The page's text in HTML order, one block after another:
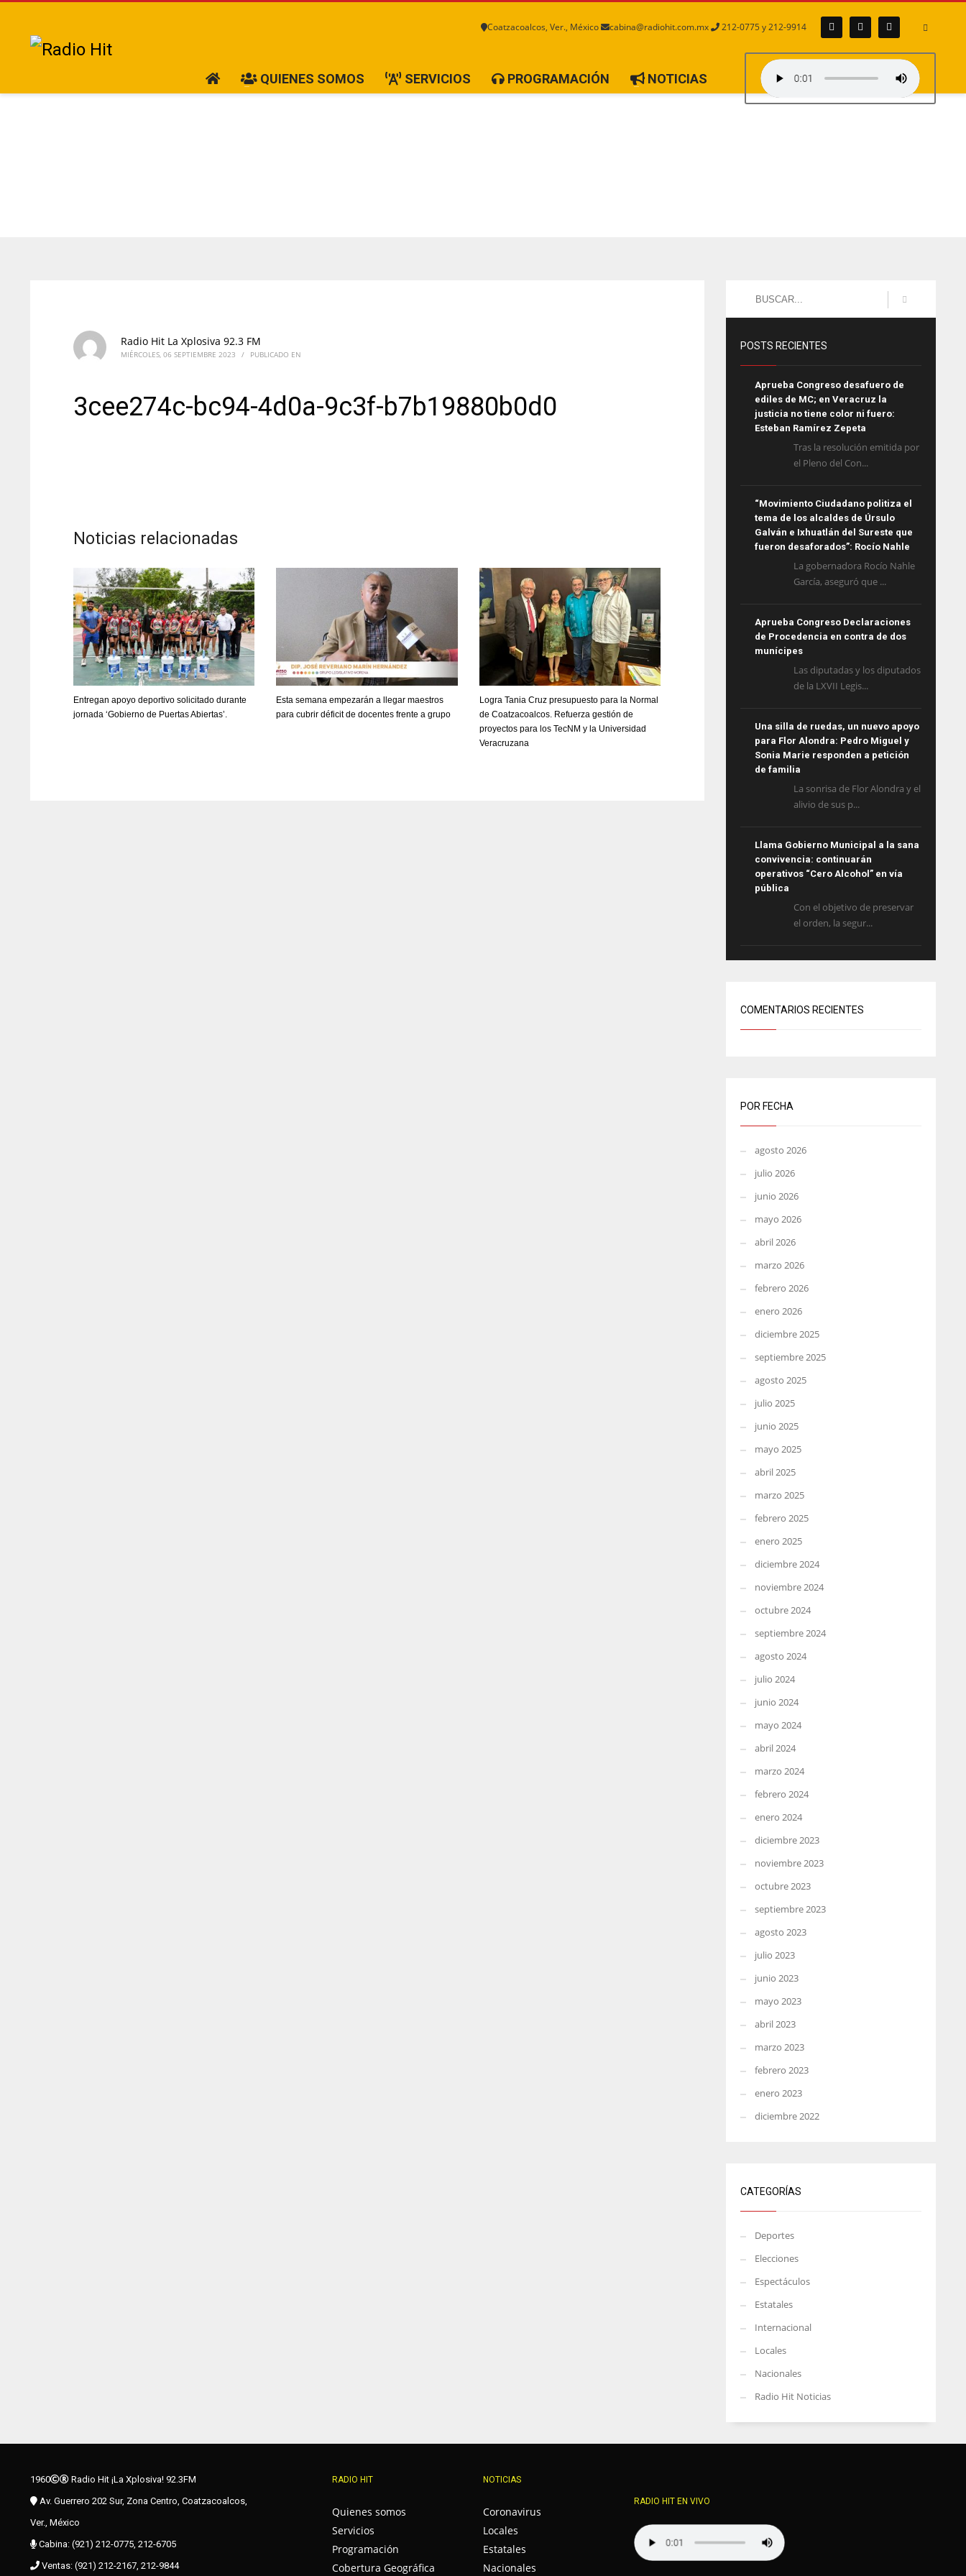
Coatzacoalcos, Ver., México cabina@radiohit.com.mx 212-0775 y 212-9914
QUIENES SOMOS SERVICIOS PROGRAMACIÓN NOTICIAS
Radio Hit La Xplosiva 92.3 FM
MIÉRCOLES, 06 SEPTIEMBRE 2023 / PUBLICADO EN
3cee274c-bc94-4d0a-9c3f-b7b19880b0d0
Noticias relacionadas
Entregan apoyo deportivo solicitado durante
jornada ‘Gobierno de Puertas Abiertas’.
Esta semana empezarán a llegar maestros
para cubrir déficit de docentes frente a grupo
Logra Tania Cruz presupuesto para la Normal
de Coatzacoalcos. Refuerza gestión de
proyectos para los TecNM y la Universidad
Veracruzana
POSTS RECIENTES
Aprueba Congreso desafuero de
ediles de MC; en Veracruz la
justicia no tiene color ni fuero:
Esteban Ramírez Zepeta
Tras la resolución emitida por
el Pleno del Con...
“Movimiento Ciudadano politiza el
tema de los alcaldes de Úrsulo
Galván e Ixhuatlán del Sureste que
fueron desaforados”: Rocío Nahle
La gobernadora Rocío Nahle
García, aseguró que ...
Aprueba Congreso Declaraciones
de Procedencia en contra de dos
munícipes
Las diputadas y los diputados
de la LXVII Legis...
Una silla de ruedas, un nuevo apoyo
para Flor Alondra: Pedro Miguel y
Sonia Marie responden a petición
de familia
La sonrisa de Flor Alondra y el
alivio de sus p...
Llama Gobierno Municipal a la sana
convivencia: continuarán
operativos “Cero Alcohol” en vía
pública
Con el objetivo de preservar
el orden, la segur...
COMENTARIOS RECIENTES
POR FECHA
agosto 2026
julio 2026
junio 2026
mayo 2026
abril 2026
marzo 2026
febrero 2026
enero 2026
diciembre 2025
septiembre 2025
agosto 2025
julio 2025
junio 2025
mayo 2025
abril 2025
marzo 2025
febrero 2025
enero 2025
diciembre 2024
noviembre 2024
octubre 2024
septiembre 2024
agosto 2024
julio 2024
junio 2024
mayo 2024
abril 2024
marzo 2024
febrero 2024
enero 2024
diciembre 2023
noviembre 2023
octubre 2023
septiembre 2023
agosto 2023
julio 2023
junio 2023
mayo 2023
abril 2023
marzo 2023
febrero 2023
enero 2023
diciembre 2022
CATEGORÍAS
Deportes
Elecciones
Espectáculos
Estatales
Internacional
Locales
Nacionales
Radio Hit Noticias
1960
Radio Hit ¡La Xplosiva! 92.3FM
Av. Guerrero 202 Sur, Zona Centro, Coatzacoalcos,
Ver., México
Cabina: (921) 212-0775, 212-6705
Ventas: (921) 212-2167, 212-9844
RADIO HIT
Quienes somos
Servicios
Programación
Cobertura Geográfica
NOTICIAS
Coronavirus
Locales
Estatales
Nacionales
RADIO HIT EN VIVO